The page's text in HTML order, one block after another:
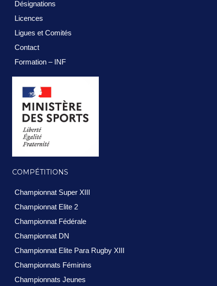
Désignations
Licences
Ligues et Comités
Contact
Formation – INF
COMPÉTITIONS
Championnat Super XIII
Championnat Elite 2
Championnat Fédérale
Championnat DN
Championnat Elite Para Rugby XIII
Championnats Féminins
Championnats Jeunes